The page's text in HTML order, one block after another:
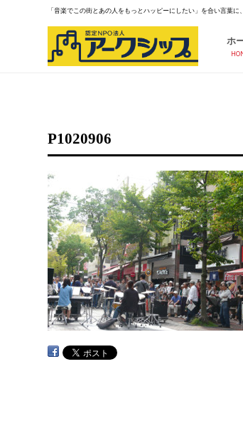
「音楽でこの街とあの人をもっとハッピーにしたい」を合い言葉
ホ
P1020906